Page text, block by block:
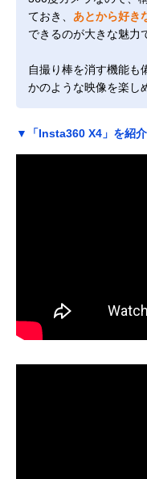
ておき、 あとから好き
できるのが大きな魅力
自撮り棒を消す機能も
かのような映像を楽し
▼「Insta360 X4」を紹